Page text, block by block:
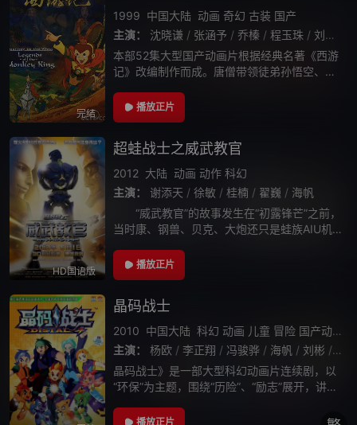
完结
1999 中国大陆 动画 奇幻 古装 国产
主演：
沈晓谦 / 张涵予 / 乔榛 / 程玉珠 / 刘风
本部52集大型国产动画片根据经典名著《西游
记》改编制作而成。唐僧带领徒弟孙悟空、猪
路遇九九八十一难，终取得真经修成正果。动
画片在大家耳熟能详的原型上，加入了诸多
播放正片
HD国语版
超蛙战士之威武教官
2012 大陆 动画 动作 科幻
主演：
谢添天 / 徐敏 / 桂楠 / 翟巍 / 海帆
“威武教官”的故事发生在“初露锋芒”之前，
当时康、钢兽、贝克、大炮还只是蛙族AIU机
官TOP-X8的带领下“四小蛙”参与了一次看似轻
松的后勤增援行动，谁料在
播放正片
晶码战士
2010 中国大陆 科幻 动画 儿童 冒险 国产动漫
主演：
杨欧 / 李正翔 / 冯骏骅 / 海帆 / 刘彬 / 王
晶码战士》是一部大型科幻动画片连续剧，以
“环保”为主题，围绕“历险”、“励志”展开，讲述
与外星球邪恶集团作斗争的故事。
播放正片